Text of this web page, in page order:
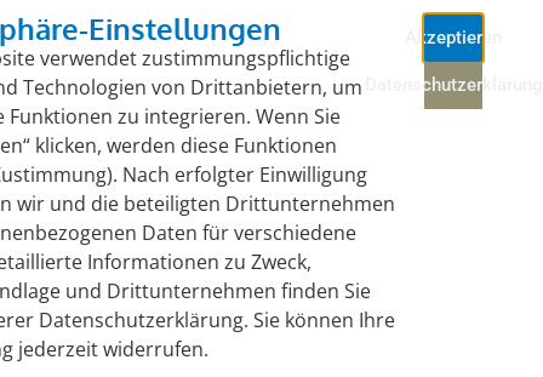
© Copyright 2024 physioplus-dielsdorf.ch –Webdesign Agentur
Datenschutzerklärung
Impressum
Einstellungen
verwendet zustimmungspflichtige
Technologien von Drittanbietern, um
zu integrieren. Wenn Sie
klicken, werden diese Funktionen
Nach erfolgter Einwilligung
wir und die beteiligten Drittunternehmen
Daten für verschiedene
Informationen zu Zweck,
und Drittunternehmen finden Sie
Datenschutzerklärung. Sie können Ihre
jederzeit widerrufen.
Akzeptieren
Datenschutzerklärung